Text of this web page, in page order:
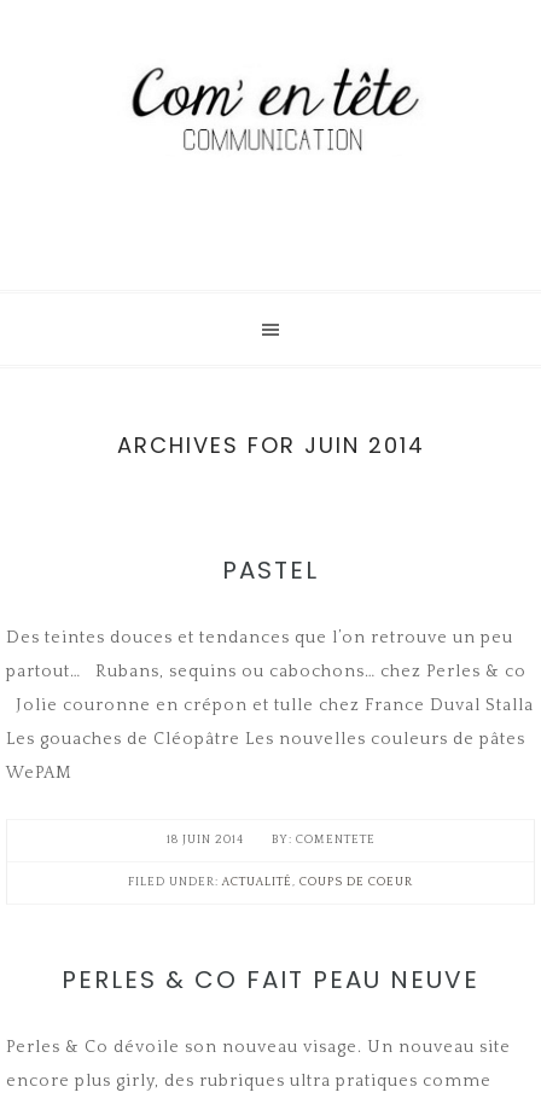
ARCHIVES FOR JUIN 2014
PASTEL
Des teintes douces et tendances que l’on retrouve un peu
partout… Rubans, sequins ou cabochons… chez Perles & co
Jolie couronne en crépon et tulle chez France Duval Stalla
Les gouaches de Cléopâtre Les nouvelles couleurs de pâtes
WePAM
18 JUIN 2014 COMENTETE
FILED UNDER:ACTUALITÉ, COUPS DE COEUR
PERLES & CO FAIT PEAU NEUVE
Perles & Co dévoile son nouveau visage. Un nouveau site
encore plus girly, des rubriques ultra pratiques comme